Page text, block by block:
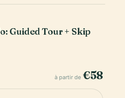
Guided Tour + Skip
à partir de €58